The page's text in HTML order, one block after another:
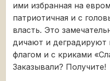
ими избранная на
патриотичная и с
власть. Это
дичают и
флагом и с криками
Заказывали? Получите!